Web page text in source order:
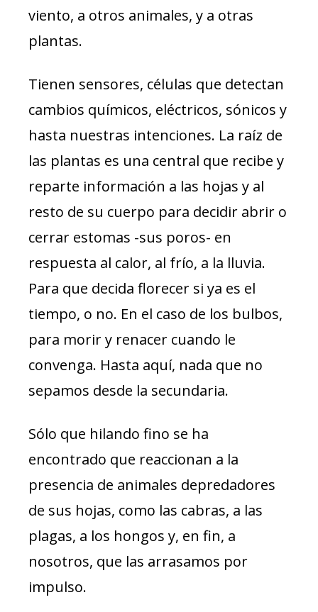
viento, a otros animales, y a otras
plantas.
Tienen sensores, células que detectan
cambios químicos, eléctricos, sónicos y
hasta nuestras intenciones. La raíz de
las plantas es una central que recibe y
reparte información a las hojas y al
resto de su cuerpo para decidir abrir o
cerrar estomas -sus poros- en
respuesta al calor, al frío, a la lluvia.
Para que decida florecer si ya es el
tiempo, o no. En el caso de los bulbos,
para morir y renacer cuando le
convenga. Hasta aquí, nada que no
sepamos desde la secundaria.
Sólo que hilando fino se ha
encontrado que reaccionan a la
presencia de animales depredadores
de sus hojas, como las cabras, a las
plagas, a los hongos y, en fin, a
nosotros, que las arrasamos por
impulso.